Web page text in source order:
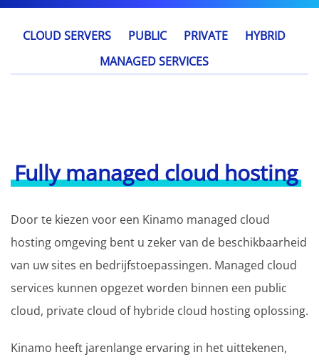
CLOUD SERVERS PUBLIC PRIVATE
HYBRID
MANAGED SERVICES
Fully managed cloud hosting
Door te kiezen voor een Kinamo managed cloud
hosting omgeving bent u zeker van de beschikbaarheid
van uw sites en bedrijfstoepassingen. Managed cloud
services kunnen opgezet worden binnen een public
cloud, private cloud of hybride cloud hosting oplossing.
Kinamo heeft jarenlange ervaring in het uittekenen,